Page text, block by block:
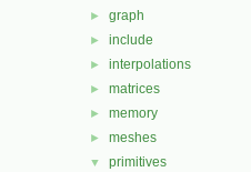
► graph
► include
► interpolations
► matrices
► memory
► meshes
▼ primitives